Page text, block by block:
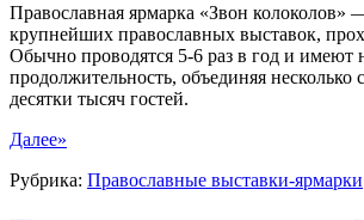
Православная ярмарка «Звон колоколов»
крупнейших православных выставок,
Обычно проводятся 5-6 раз в год и имеют
продолжительность, объединяя несколько
десятки тысяч гостей.
Далее»
Рубрика: Православные выставки-ярмарки